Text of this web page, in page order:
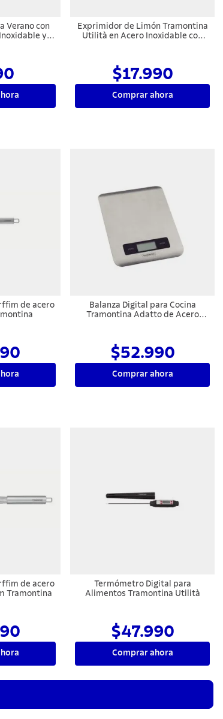
Verano con
y
Exprimidor de Limón Tramontina
Utilità en Acero Inoxidable con
$17.990
Comprar ahora
de acero
Balanza Digital para Cocina
Tramontina Adatto de Acero
$52.990
Comprar ahora
de acero
Tramontina
Termómetro Digital para
Alimentos Tramontina Utilità
$47.990
Comprar ahora